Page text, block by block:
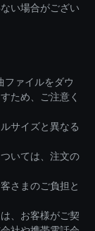
い場合がござい
ファイルをダウ
ため、ご注意く
サイズと異なる
いては、注文の
さまのご負担と
、お客様がご契